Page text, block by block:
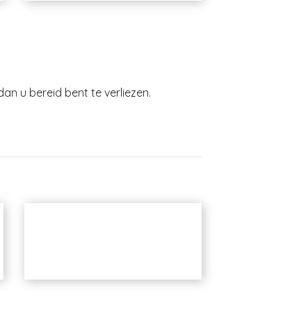
u bereid bent te verliezen.